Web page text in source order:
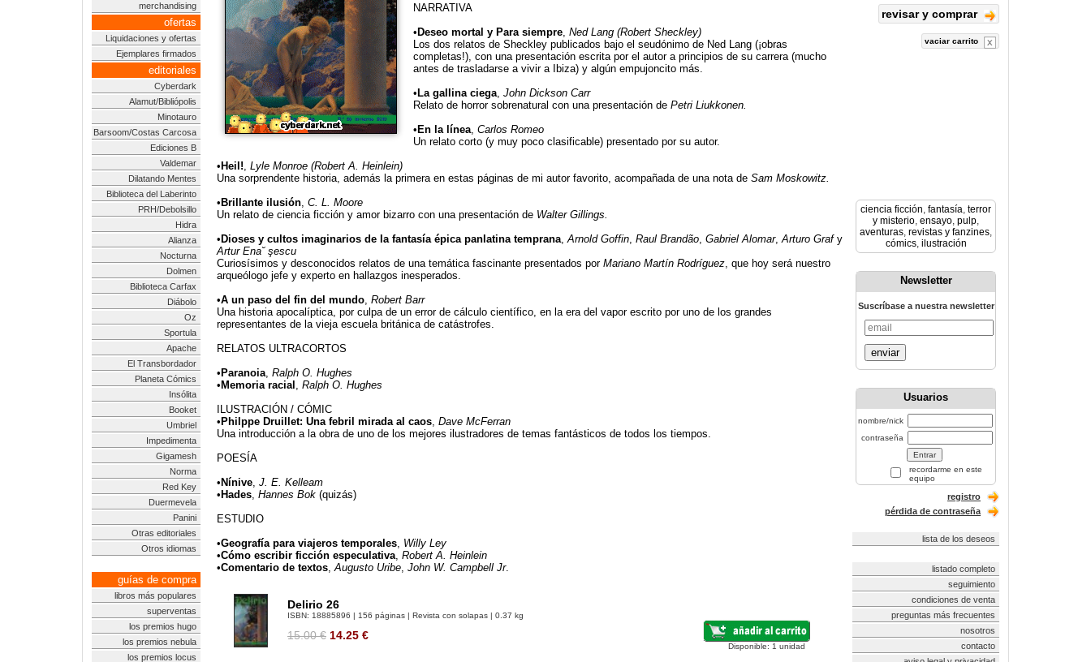
merchandising
ofertas
Liquidaciones y ofertas
Ejemplares firmados
editoriales
Cyberdark
Alamut/Bibliópolis
Minotauro
Barsoom/Costas Carcosa
Ediciones B
Valdemar
Dilatando Mentes
Biblioteca del Laberinto
PRH/Debolsillo
Hidra
Alianza
Nocturna
Dolmen
Biblioteca Carfax
Diábolo
Oz
Sportula
Apache
El Transbordador
Planeta Cómics
Insólita
Booket
Umbriel
Impedimenta
Gigamesh
Norma
Red Key
Duermevela
Panini
Otras editoriales
Otros idiomas
guías de compra
libros más populares
superventas
los premios hugo
los premios nebula
los premios locus
NARRATIVA
• Deseo mortal y Para siempre, Ned Lang (Robert Sheckley)
Los dos relatos de Sheckley publicados bajo el seudónimo de Ned Lang (¡obras
completas!), con una presentación escrita por el autor a principios de su carrera (mucho
antes de trasladarse a vivir a Ibiza) y algún empujoncito más.
• La gallina ciega, John Dickson Carr
Relato de horror sobrenatural con una presentación de Petri Liukkonen.
• En la línea, Carlos Romeo
Un relato corto (y muy poco clasificable) presentado por su autor.
• Heil!, Lyle Monroe (Robert A. Heinlein)
Una sorprendente historia, además la primera en estas páginas de mi autor favorito, acompañada de una nota de Sam Moskowitz.
• Brillante ilusión, C. L. Moore
Un relato de ciencia ficción y amor bizarro con una presentación de Walter Gillings.
• Dioses y cultos imaginarios de la fantasía épica panlatina temprana,Arnold Goffin, Raul Brandão, Gabriel Alomar,Arturo Grafy
Artur Ena˘ şescu
Curiosísimos y desconocidos relatos de una temática fascinante presentados por Mariano Martín Rodríguez, que hoy será nuestro
arqueólogo jefe y experto en hallazgos inesperados.
•A un paso del fin del mundo, Robert Barr
Una historia apocalíptica, por culpa de un error de cálculo científico, en la era del vapor escrito por uno de los grandes
representantes de la vieja escuela británica de catástrofes.
RELATOS ULTRACORTOS
• Paranoia, Ralph O. Hughes
• Memoria racial , Ralph O. Hughes
ILUSTRACIÓN / CÓMIC
• Philppe Druillet: Una febril mirada al caos, Dave McFerran
Una introducción a la obra de uno de los mejores ilustradores de temas fantásticos de todos los tiempos.
POESÍA
• Nínive, J. E. Kelleam
• Hades, Hannes Bok (quizás)
ESTUDIO
•Geografía para viajeros temporales, Willy Ley
•Cómo escribir ficción especulativa, Robert A. Heinlein
•Comentario de textos,Augusto Uribe, John W. Campbell Jr.
Delirio 26
ISBN: 18885896 | 156 páginas | Revista con solapas | 0.37 kg
15.00 € 14.25 €
Disponible: 1 unidad
revisar y comprar
vaciar carrito
ciencia ficción, fantasía, terror
y misterio, ensayo, pulp,
aventuras, revistas y fanzines,
cómics, ilustración
Newsletter
Suscríbase a nuestra newsletter
enviar
Usuarios
nombre/nick
contraseña
recordarme en este
equipo
registro
pérdida de contraseña
lista de los deseos
listado completo
seguimiento
condiciones de venta
preguntas más frecuentes
nosotros
contacto